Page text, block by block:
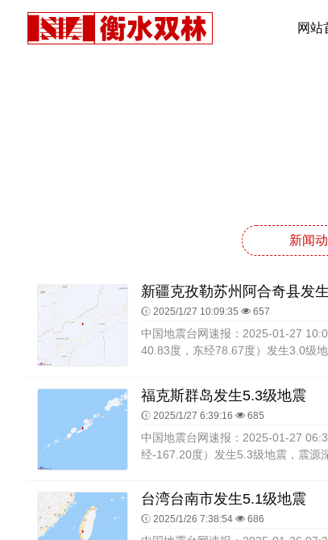
网站
新闻
新疆克孜勒苏州阿合奇县发
2025/1/27 10:09:35 657
中国地震台网速报：2025-01-27
40.83度，东经78.67度）发生3.0级
福克斯群岛发生5.3级地震
2025/1/27 6:39:16 685
中国地震台网速报：2025-01-27
经-167.20度）发生5.3级地震，震源
台湾台南市发生5.1级地震
2025/1/26 7:38:54 686